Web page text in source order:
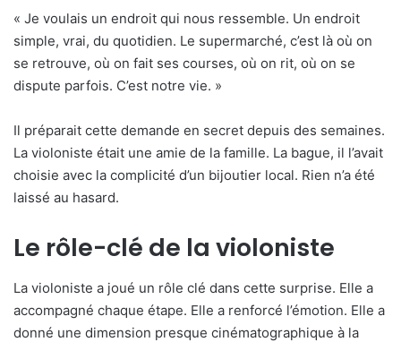
« Je voulais un endroit qui nous ressemble. Un endroit
simple, vrai, du quotidien. Le supermarché, c’est là où on
se retrouve, où on fait ses courses, où on rit, où on se
dispute parfois. C’est notre vie. »
Il préparait cette demande en secret depuis des semaines.
La violoniste était une amie de la famille. La bague, il l’avait
choisie avec la complicité d’un bijoutier local. Rien n’a été
laissé au hasard.
Le rôle-clé de la violoniste
La violoniste a joué un rôle clé dans cette surprise. Elle a
accompagné chaque étape. Elle a renforcé l’émotion. Elle a
donné une dimension presque cinématographique à la